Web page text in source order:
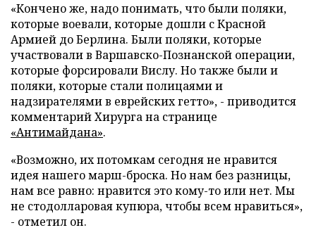
«Кончено же, надо понимать, что были поляки,
которые воевали, которые дошли с Красной
Армией до Берлина. Были поляки, которые
участвовали в Варшавско-Познанской операции,
которые форсировали Вислу. Но также были и
поляки, которые стали полицаями и
надзирателями в еврейских гетто», - приводится
комментарий Хирурга на странице
«Антимайдана».
«Возможно, их потомкам сегодня не нравится
идея нашего марш-броска. Но нам без разницы,
нам все равно: нравится это кому-то или нет. Мы
не стодолларовая купюра, чтобы всем нравиться»,
- отметил он.